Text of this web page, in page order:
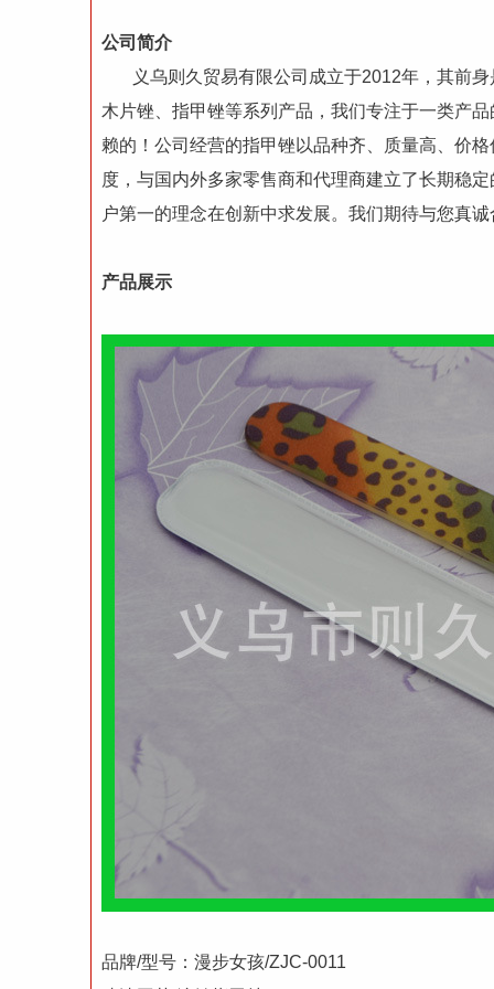
公司简介
义乌则久贸易有限公司成立于2012年，其前身
木片锉、指甲锉等系列产品，我们专注于一类产
赖的！公司经营的指甲锉以品种齐、质量高、价
度，与国内外多家零售商和代理商建立了长期稳
户第一的理念在创新中求发展。我们期待与您真
产品展示
品牌/型号：漫步女孩/ZJC-0011